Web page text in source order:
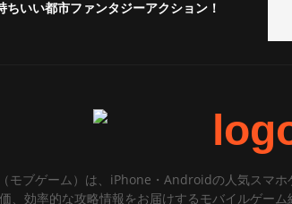
ちいい都市ファンタジーアクション！
モブゲーム）は、iPhone・Androidの人気スマホ
、効率的な攻略情報をお届けするモバイルゲー